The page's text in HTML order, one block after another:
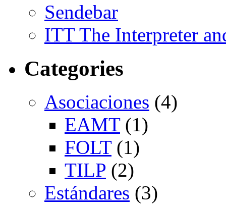
Sendebar
ITT The Interpreter
Categories
Asociaciones (4)
EAMT(1)
FOLT(1)
TILP (2)
Estándares (3)